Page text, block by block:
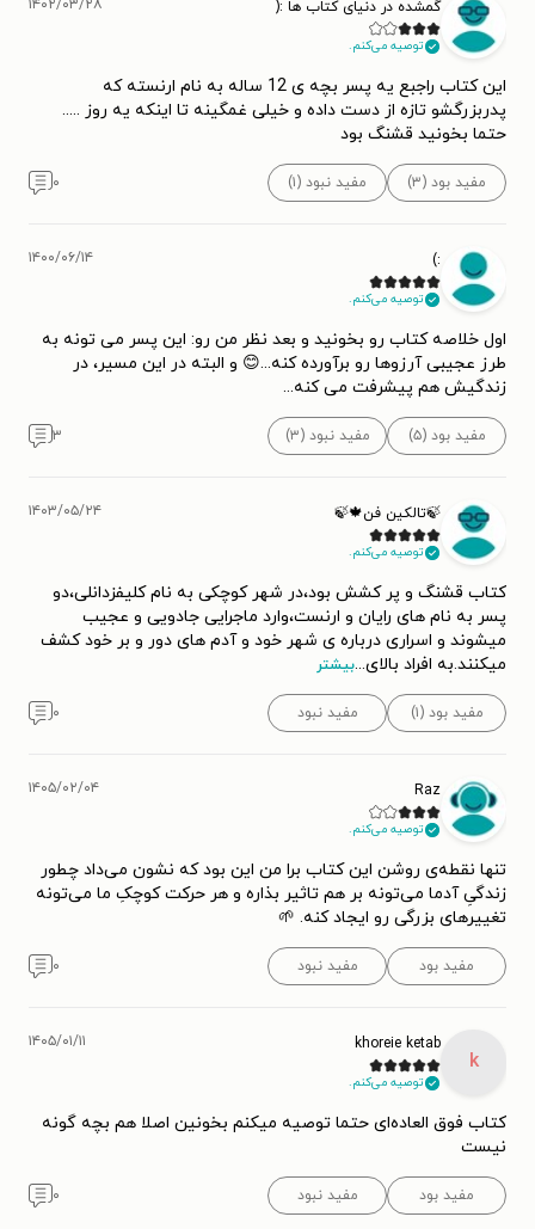
گمشده در دنیای کتاب ها :(
توصیه می‌کنم.
۱۴۰۲/۰۳/۲۸
این کتاب راجبع یه پسر بچه ی 12 ساله به نام ارنسته که
پدربزرگشو تازه از دست داده و خیلی غمگینه تا اینکه یه روز .....
حتما بخونید قشنگ بود
مفید بود (۳) مفید نبود (۱) ۰
:)
توصیه می‌کنم.
۱۴۰۰/۰۶/۱۴
اول خلاصه کتاب رو بخونید و بعد نظر من رو: این پسر می تونه به
طرز عجیبی آرزوها رو برآورده کنه...😊 و البته در این مسیر، در
زندگیش‌ هم پیشرفت می کنه...
مفید بود (۵) مفید نبود (۳) ۳
🍃تالکین فن🍁🍃
توصیه می‌کنم.
۱۴۰۳/۰۵/۲۴
کتاب قشنگ و پر کشش بود،در شهر کوچکی به نام کلیفزدانلی،دو
پسر به نام های رایان و ارنست،وارد ماجرایی جادویی و عجیب
میشوند و اسراری درباره ی شهر خود و آدم های دور و بر خود کشف
میکنند.به افراد بالای...بیشتر
مفید بود (۱) مفید نبود ۰
Raz
توصیه می‌کنم.
۱۴۰۵/۰۲/۰۴
تنها نقطه‌ی روشن این کتاب برا من این بود که نشون می‌داد چطور
زندگیِ آدما می‌تونه بر هم تاثیر بذاره و هر حرکت کوچکِ ما می‌تونه
تغییرهای بزرگی رو ایجاد کنه. 🌱
مفید بود مفید نبود ۰
k
khoreie ketab
توصیه می‌کنم.
۱۴۰۵/۰۱/۱۱
کتاب فوق العاده‌ای حتما توصیه میکنم بخونین اصلا هم بچه گونه
نیست
مفید بود مفید نبود ۰